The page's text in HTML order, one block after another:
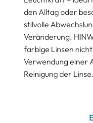
den Alltag oder
stilvolle
Veränderung.
farbige Linsen
Verwendung einer
Reinigung der Linse.